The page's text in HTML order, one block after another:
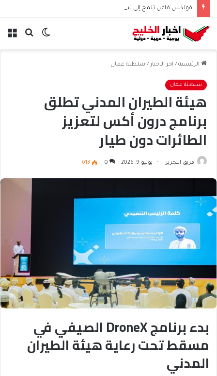
فولكس فاغن تلمح إلى تسريح 50 ألف موظف عالميًا
بحث الوضع
الرئيسية / اخر الاخبار / سلطنة عمان
سلطنة عمان
هيئة الطيران المدني تطلق
برنامج درون أكس لتعزيز
الطائرات دون طيار
فريق التحرير يوليو 9, 2026 0
613
بدء برنامج DroneX الصيفي في
مسقط تحت رعاية هيئة الطيران
المدني